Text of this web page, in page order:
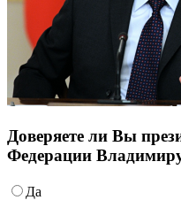
Доверяете ли Вы
Федерации
Да